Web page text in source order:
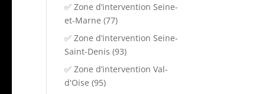
✅ Zone d’intervention Seine-
et-Marne (77)
✅ Zone d’intervention Seine-
Saint-Denis (93)
✅ Zone d’intervention Val-
d'Oise (95)